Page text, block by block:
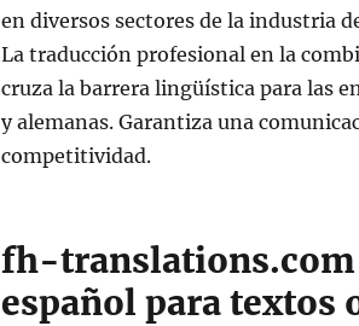
en diversos sectores de la industria
La traducción profesional en la
cruza la barrera lingüística para las
y alemanas. Garantiza una
competitividad.
fh-translations.com
español para textos